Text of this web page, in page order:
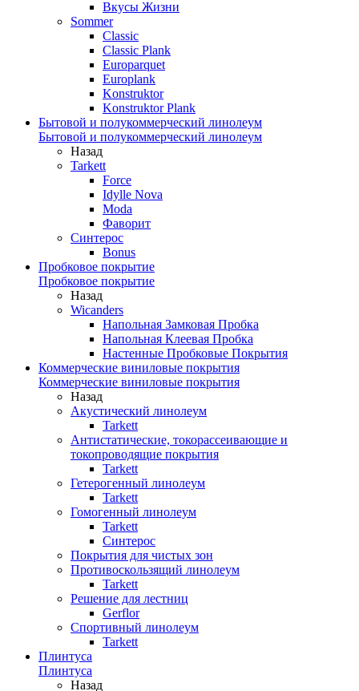
Вкусы Жизни
Sommer
Classic
Classic Plank
Europarquet
Europlank
Konstruktor
Konstruktor Plank
Бытовой и полукоммерческий линолеум
Бытовой и полукоммерческий линолеум
Назад
Tarkett
Force
Idylle Nova
Moda
Фаворит
Синтерос
Bonus
Пробковое покрытие
Пробковое покрытие
Назад
Wicanders
Напольная Замковая Пробка
Напольная Клеевая Пробка
Настенные Пробковые Покрытия
Коммерческие виниловые покрытия
Коммерческие виниловые покрытия
Назад
Акустический линолеум
Tarkett
Антистатические, токорассеивающие и
токопроводящие покрытия
Tarkett
Гетерогенный линолеум
Tarkett
Гомогенный линолеум
Tarkett
Синтерос
Покрытия для чистых зон
Противоскользящий линолеум
Tarkett
Решение для лестниц
Gerflor
Спортивный линолеум
Tarkett
Плинтуса
Плинтуса
Назад